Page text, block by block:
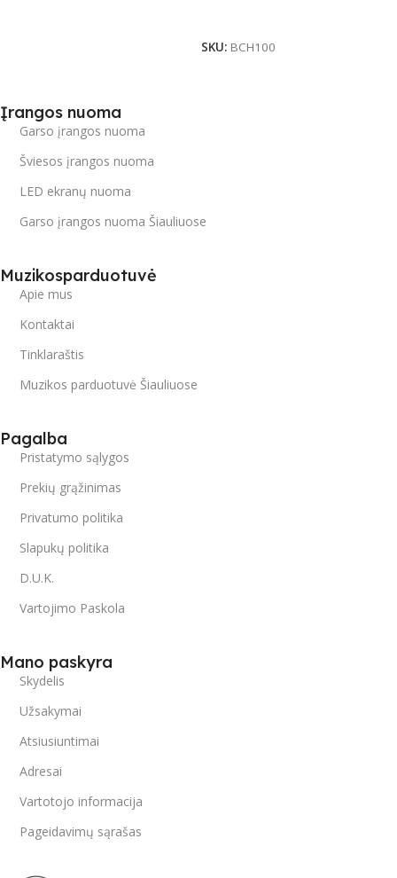
SKU: BCH100
Įrangos nuoma
Garso įrangos nuoma
Šviesos įrangos nuoma
LED ekranų nuoma
Garso įrangos nuoma Šiauliuose
Muzikosparduotuvė
Apie mus
Kontaktai
Tinklaraštis
Muzikos parduotuvė Šiauliuose
Pagalba
Pristatymo sąlygos
Prekių grąžinimas
Privatumo politika
Slapukų politika
D.U.K.
Vartojimo Paskola
Mano paskyra
Skydelis
Užsakymai
Atsiusiuntimai
Adresai
Vartotojo informacija
Pageidavimų sąrašas